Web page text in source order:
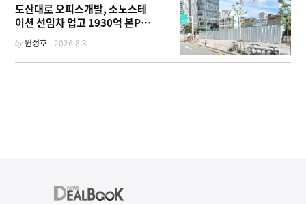
도산대로 오피스개발, 소노스테
이션 선임차 업고 1930억 본PF
확보
by원정호 2026.8.3